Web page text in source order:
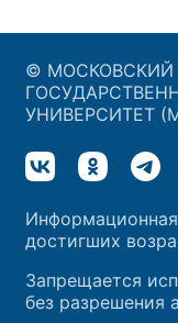
©
УНИВЕРСИТЕТ
достигших
Запрещается
без разрешения